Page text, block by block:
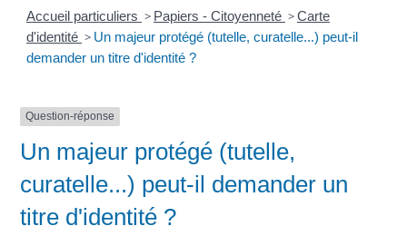
Accueil particuliers > Papiers - Citoyenneté >Carte
d'identité > Un majeur protégé (tutelle, curatelle...) peut-il
demander un titre d'identité ?
Question-réponse
Un majeur protégé (tutelle,
curatelle...) peut-il demander un
titre d'identité ?